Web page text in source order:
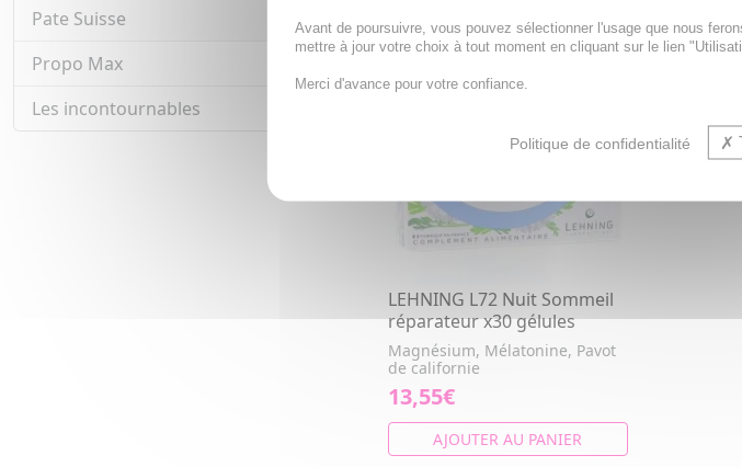
Pate Suisse
Propo Max
Les incontournables
LEHNING L72 Nuit Sommeil
réparateur x30 gélules
Magnésium, Mélatonine, Pavot
de californie
13,55€
AJOUTER AU PANIER
Avant de poursuivre, vous pouvez sélectionner l'usage que nous
mettre à jour votre choix à tout moment en cliquant sur le lien
Merci d'avance pour votre confiance.
Politique de confidentialité